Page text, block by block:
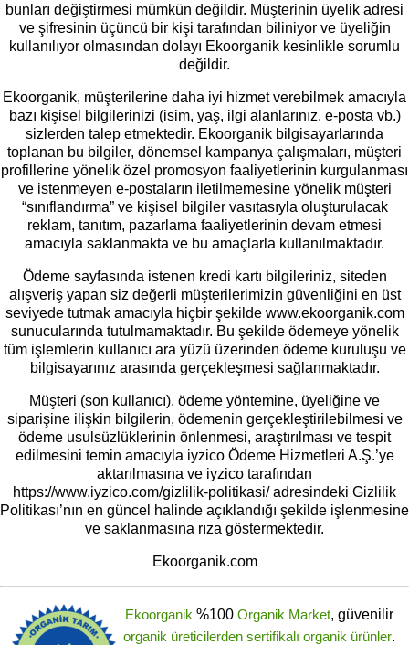
bunları değiştirmesi mümkün değildir. Müşterinin üyelik adresi
ve şifresinin üçüncü bir kişi tarafından biliniyor ve üyeliğin
kullanılıyor olmasından dolayı Ekoorganik kesinlikle sorumlu
değildir.
Ekoorganik, müşterilerine daha iyi hizmet verebilmek amacıyla
bazı kişisel bilgilerinizi (isim, yaş, ilgi alanlarınız, e-posta vb.)
sizlerden talep etmektedir. Ekoorganik bilgisayarlarında
toplanan bu bilgiler, dönemsel kampanya çalışmaları, müşteri
profillerine yönelik özel promosyon faaliyetlerinin kurgulanması
ve istenmeyen e-postaların iletilmemesine yönelik müşteri
“sınıflandırma” ve kişisel bilgiler vasıtasıyla oluşturulacak
reklam, tanıtım, pazarlama faaliyetlerinin devam etmesi
amacıyla saklanmakta ve bu amaçlarla kullanılmaktadır.
Ödeme sayfasında istenen kredi kartı bilgileriniz, siteden
alışveriş yapan siz değerli müşterilerimizin güvenliğini en üst
seviyede tutmak amacıyla hiçbir şekilde www.ekoorganik.com
sunucularında tutulmamaktadır. Bu şekilde ödemeye yönelik
tüm işlemlerin kullanıcı ara yüzü üzerinden ödeme kuruluşu ve
bilgisayarınız arasında gerçekleşmesi sağlanmaktadır.
Müşteri (son kullanıcı), ödeme yöntemine, üyeliğine ve
siparişine ilişkin bilgilerin, ödemenin gerçekleştirilebilmesi ve
ödeme usulsüzlüklerinin önlenmesi, araştırılması ve tespit
edilmesini temin amacıyla iyzico Ödeme Hizmetleri A.Ş.’ye
aktarılmasına ve iyzico tarafından
https://www.iyzico.com/gizlilik-politikasi/ adresindeki Gizlilik
Politikası’nın en güncel halinde açıklandığı şekilde işlenmesine
ve saklanmasına rıza göstermektedir.
Ekoorganik.com
Ekoorganik %100 Organik Market, güvenilir
organik üreticilerden sertifikalı organik ürünler.